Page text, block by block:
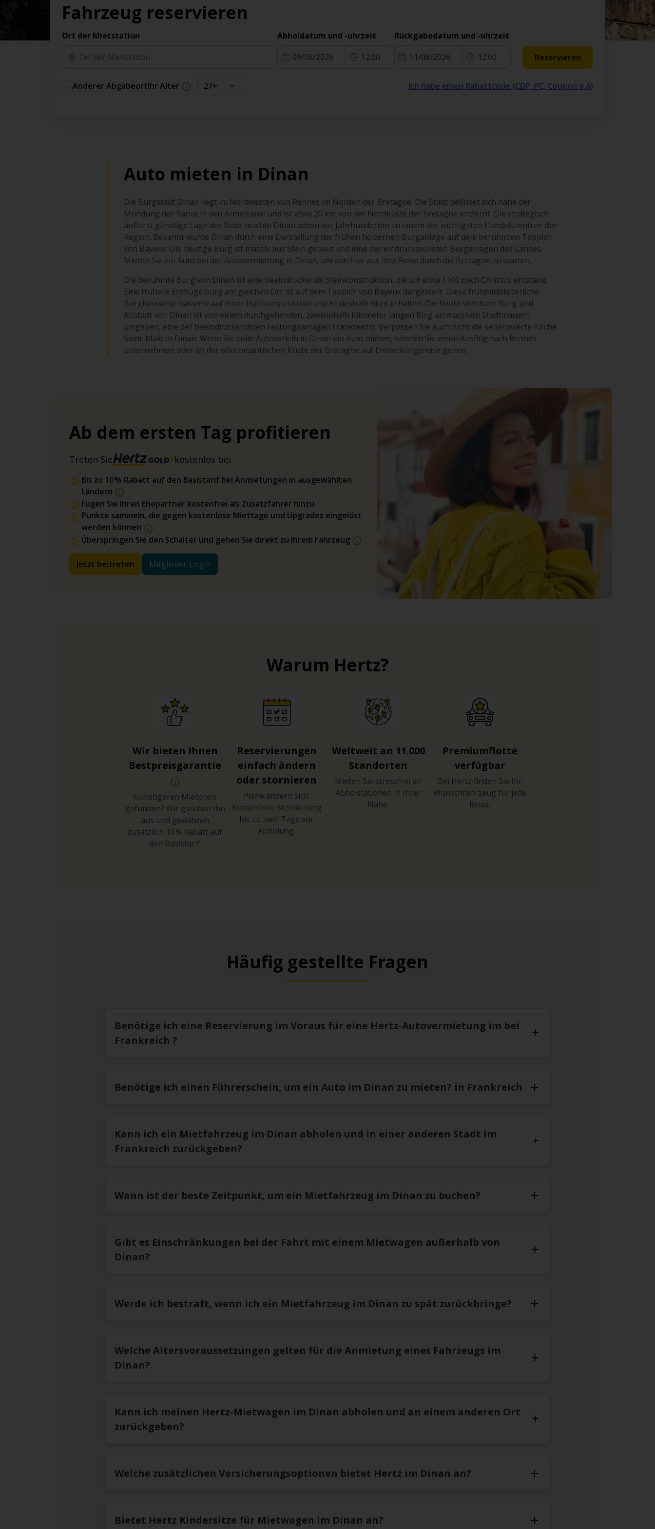
Vorteilen und Prämien an.
Sie können direkt zu Ihrem Auto gehen, ohne
An ausgewählten Standorten erhältlich.
Fahrzeug reservieren
Ort der Mietstation Abholdatum und -uhrzeit
09/08/2026 12:00
Rückgabedatum und -uhrzeit
11/08/2026 12:00 Reservieren
Anderer AbgabeortIhr Alter Ich habe einen Rabattcode (CDP, PC, Coupon o.ä)
Auto mieten in Dinan
Die Burgstadt Dinan liegt im Nordwesten von Rennes im Norden der Bretagne. Die Stadt befindet sich nahe der
Mündung der Rance in den Ärmelkanal und ist etwa 20 km von der Nordküste der Bretagne entfernt. Die strategisch
äußerst günstige Lage der Stadt machte Dinan schon vor Jahrhunderten zu einem der wichtigsten Handelszentren der
Region. Bekannt wurde Dinan durch eine Darstellung der frühen hölzernen Burganlage auf dem berühmten Teppich
von Bayeux. Die heutige Burg ist massiv aus Stein gebaut und eine der eindrucksvollsten Burganlagen des Landes.
Mieten Sie ein Auto bei der Autovermietung in Dinan, um von hier aus Ihre Reise durch die Bretagne zu starten.
Die berühmte Burg von Dinan ist eine beeindruckende Steinkonstruktion, die um etwa 1100 nach Christus entstand.
Eine frühere Erdhügelburg am gleichen Ort ist auf dem Teppich von Bayeux dargestellt. Diese frühmittelalterliche
Burgbauweise basierte auf einer Holzkonstruktion und ist deshalb nicht erhalten. Die heute sichtbare Burg und
Altstadt von Dinan ist von einem durchgehenden, zweieinhalb Kilometer langen Ring an massiven Stadtmauern
umgeben, eine der beeindruckendsten Festungsanlagen Frankreichs. Verpassen Sie auch nicht die sehenswerte Kirche
Saint-Malo in Dinan. Wenn Sie beim Autoverleih in Dinan ein Auto mieten, können Sie einen Ausflug nach Rennes
unternehmen oder an der wildromantischen Küste der Bretagne auf Entdeckungsreise gehen.
Ab dem ersten Tag profitieren
Treten Sie kostenlos bei.
Bis zu 10 % Rabatt auf den Basistarif bei Anmietungen in ausgewählten
Ländern
Fügen Sie Ihren Ehepartner kostenfrei als Zusatzfahrer hinzu
Punkte sammeln, die gegen kostenlose Miettage und Upgrades eingelöst
werden können
Überspringen Sie den Schalter und gehen Sie direkt zu Ihrem Fahrzeug
Jetzt beitreten Mitglieder-Login
Warum Hertz?
Wir bieten Ihnen
Bestpreisgarantie
Günstigeren Mietpreis
gefunden? Wir gleichen ihn
aus und gewähren
zusätzlich 10 % Rabatt auf
den Basistarif.
Reservierungen
einfach ändern
oder stornieren
Pläne ändern sich.
Kostenfreie Stornierung
bis zu zwei Tage vor
Abholung.
Weltweit an 11.000
Standorten
Mieten Sie stressfrei an
Abholstationen in Ihrer
Nähe.
Premiumflotte
verfügbar
Bei Hertz finden Sie Ihr
Wunschfahrzeug für jede
Reise.
Häufig gestellte Fragen
Benötige ich eine Reservierung im Voraus für eine Hertz-Autovermietung im bei
Frankreich ?
Benötige ich einen Führerschein, um ein Auto im Dinan zu mieten? in Frankreich
Kann ich ein Mietfahrzeug im Dinan abholen und in einer anderen Stadt im
Frankreich zurückgeben?
Wann ist der beste Zeitpunkt, um ein Mietfahrzeug im Dinan zu buchen?
Gibt es Einschränkungen bei der Fahrt mit einem Mietwagen außerhalb von
Dinan?
Werde ich bestraft, wenn ich ein Mietfahrzeug im Dinan zu spät zurückbringe?
Welche Altersvoraussetzungen gelten für die Anmietung eines Fahrzeugs im
Dinan?
Kann ich meinen Hertz-Mietwagen im Dinan abholen und an einem anderen Ort
zurückgeben?
Welche zusätzlichen Versicherungsoptionen bietet Hertz im Dinan an?
Bietet Hertz Kindersitze für Mietwagen im Dinan an?